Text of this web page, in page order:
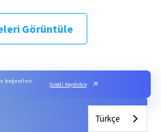
beğenileri
Şimdi Kaydolun
Görüntüle
Türkçe